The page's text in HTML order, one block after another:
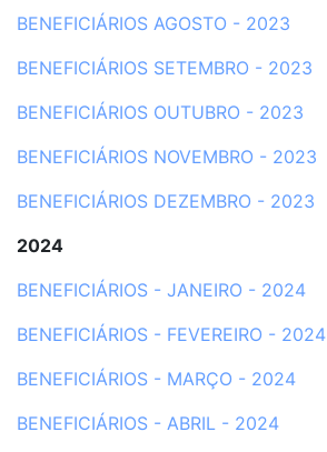
BENEFICIÁRIOS AGOSTO - 2023
BENEFICIÁRIOS SETEMBRO - 2023
BENEFICIÁRIOS OUTUBRO - 2023
BENEFICIÁRIOS NOVEMBRO - 2023
BENEFICIÁRIOS DEZEMBRO - 2023
2024
BENEFICIÁRIOS - JANEIRO - 2024
BENEFICIÁRIOS - FEVEREIRO - 2024
BENEFICIÁRIOS - MARÇO - 2024
BENEFICIÁRIOS - ABRIL - 2024